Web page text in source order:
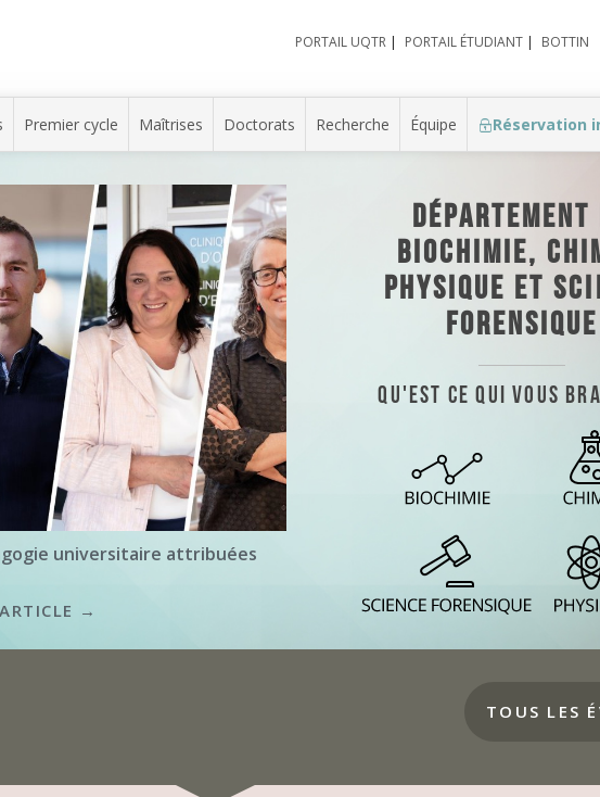
PORTAIL UQTR | PORTAIL ÉTUDIANT | BOTTIN
Premier cycle Maîtrises Doctorats Recherche Équipe Réservation
universitaire attribuées
→
DÉPARTEMENT
BIOCHIMIE,
PHYSIQUE ET
FORENSIQUE
Qu'est ce qui vous
TOUS LES